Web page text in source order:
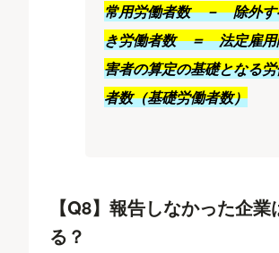
常用労働者数 － 除外す
き労働者数 ＝ 法定雇用
害者の算定の基礎となる
者数（基礎労働者数）
【Q8】報告しなかった企
る？